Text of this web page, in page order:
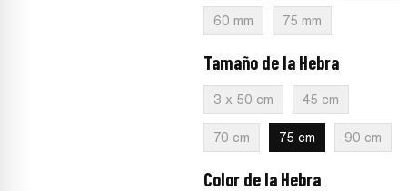
60 mm 75 mm
Tamaño de la Hebra
3 x 50 cm 45 cm
70 cm 75 cm 90 cm
Color de la Hebra